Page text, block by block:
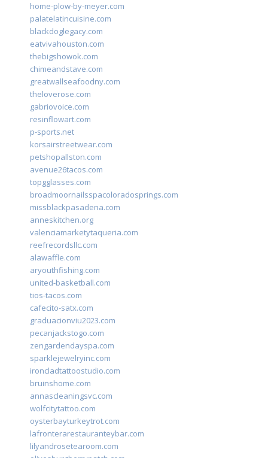
home-plow-by-meyer.com
palatelatincuisine.com
blackdoglegacy.com
eatvivahouston.com
thebigshowok.com
chimeandstave.com
greatwallseafoodny.com
theloverose.com
gabriovoice.com
resinflowart.com
p-sports.net
korsairstreetwear.com
petshopallston.com
avenue26tacos.com
topgglasses.com
broadmoornailsspacoloradosprings.com
missblackpasadena.com
anneskitchen.org
valenciamarketytaqueria.com
reefrecordsllc.com
alawaffle.com
aryouthfishing.com
united-basketball.com
tios-tacos.com
cafecito-satx.com
graduacionviu2023.com
pecanjackstogo.com
zengardendayspa.com
sparklejewelryinc.com
ironcladtattoostudio.com
bruinshome.com
annascleaningsvc.com
wolfcitytattoo.com
oysterbayturkeytrot.com
lafronterarestauranteybar.com
lilyandrosetearoom.com